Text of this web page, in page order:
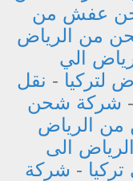
عفش من
من الرياض
الي
لتركيا - نقل
- شركة شحن
الرياض
الى
- شركة